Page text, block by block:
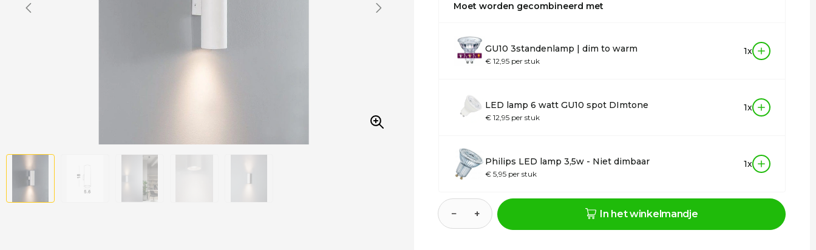
Moet worden gecombineerd met
GU10 3standenlamp | dim to warm
€ 12,95 per stuk
1x
LED lamp 6 watt GU10 spot DImtone
€ 12,95 per stuk
1x
Philips LED lamp 3,5w - Niet dimbaar
€ 5,95 per stuk
1x
− + In het winkelmandje